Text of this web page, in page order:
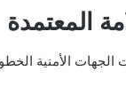
المعتمدة
الأمنية